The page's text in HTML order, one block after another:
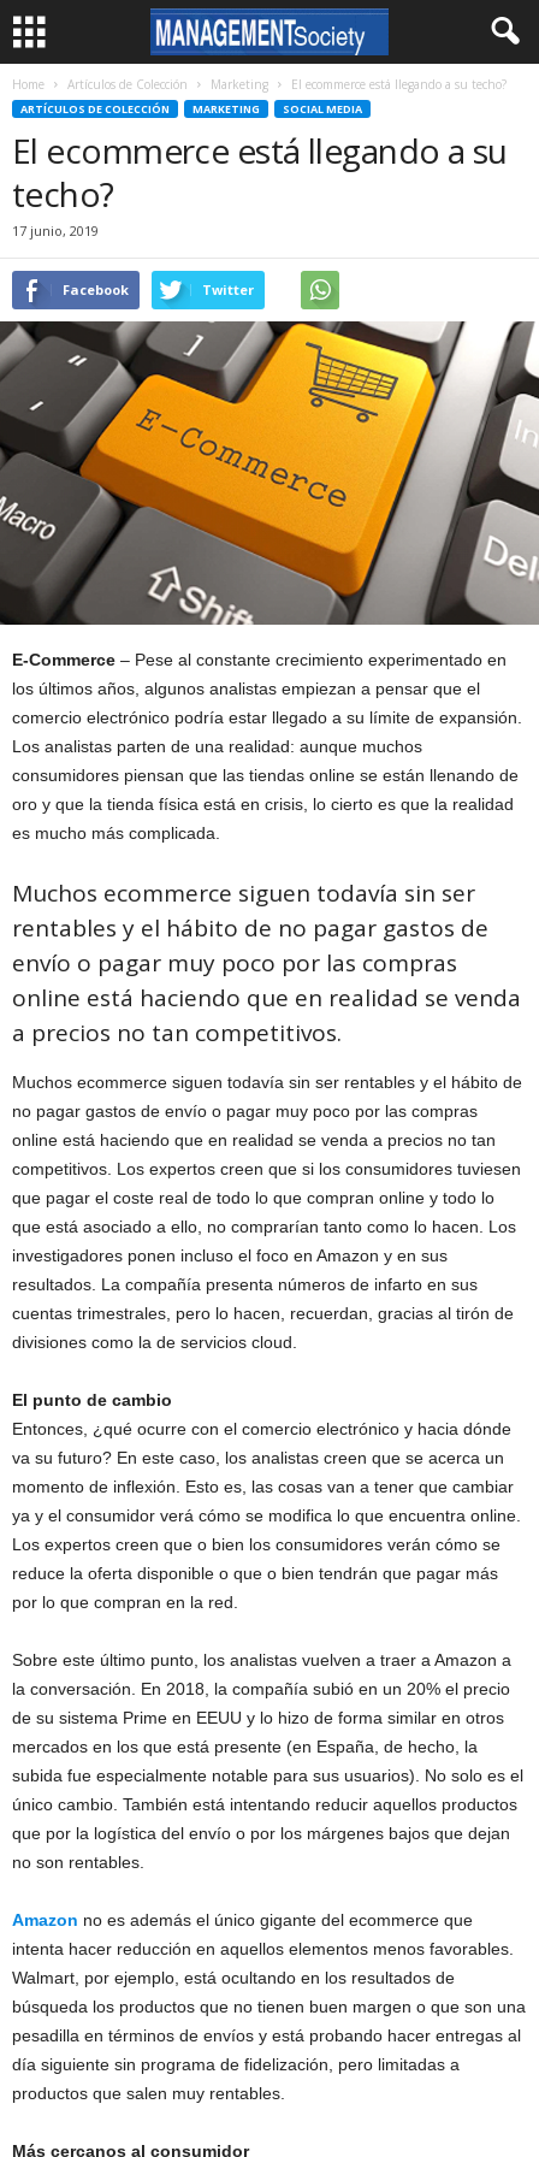
Home Artículos de Colección Marketing El ecommerce está llegando a su techo?
ARTÍCULOS DE COLECCIÓN MARKETING SOCIAL MEDIA
El ecommerce está llegando a su
techo?
17 junio, 2019
Facebook Twitter
E-Commerce – Pese al constante crecimiento experimentado en
los últimos años, algunos analistas empiezan a pensar que el
comercio electrónico podría estar llegado a su límite de expansión.
Los analistas parten de una realidad: aunque muchos
consumidores piensan que las tiendas online se están llenando de
oro y que la tienda física está en crisis, lo cierto es que la realidad
es mucho más complicada.
Muchos ecommerce siguen todavía sin ser
rentables y el hábito de no pagar gastos de
envío o pagar muy poco por las compras
online está haciendo que en realidad se venda
a precios no tan competitivos.
Muchos ecommerce siguen todavía sin ser rentables y el hábito de
no pagar gastos de envío o pagar muy poco por las compras
online está haciendo que en realidad se venda a precios no tan
competitivos. Los expertos creen que si los consumidores tuviesen
que pagar el coste real de todo lo que compran online y todo lo
que está asociado a ello, no comprarían tanto como lo hacen. Los
investigadores ponen incluso el foco en Amazon y en sus
resultados. La compañía presenta números de infarto en sus
cuentas trimestrales, pero lo hacen, recuerdan, gracias al tirón de
divisiones como la de servicios cloud.
El punto de cambio
Entonces, ¿qué ocurre con el comercio electrónico y hacia dónde
va su futuro? En este caso, los analistas creen que se acerca un
momento de inflexión. Esto es, las cosas van a tener que cambiar
ya y el consumidor verá cómo se modifica lo que encuentra online.
Los expertos creen que o bien los consumidores verán cómo se
reduce la oferta disponible o que o bien tendrán que pagar más
por lo que compran en la red.
Sobre este último punto, los analistas vuelven a traer a Amazon a
la conversación. En 2018, la compañía subió en un 20% el precio
de su sistema Prime en EEUU y lo hizo de forma similar en otros
mercados en los que está presente (en España, de hecho, la
subida fue especialmente notable para sus usuarios). No solo es el
único cambio. También está intentando reducir aquellos productos
que por la logística del envío o por los márgenes bajos que dejan
no son rentables.
Amazon no es además el único gigante del ecommerce que
intenta hacer reducción en aquellos elementos menos favorables.
Walmart, por ejemplo, está ocultando en los resultados de
búsqueda los productos que no tienen buen margen o que son una
pesadilla en términos de envíos y está probando hacer entregas al
día siguiente sin programa de fidelización, pero limitadas a
productos que salen muy rentables.
Más cercanos al consumidor